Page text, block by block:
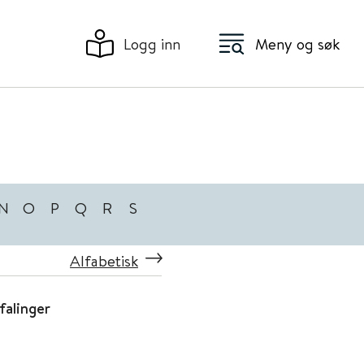
Logg inn Meny og søk
O P Q R S
Alfabetisk